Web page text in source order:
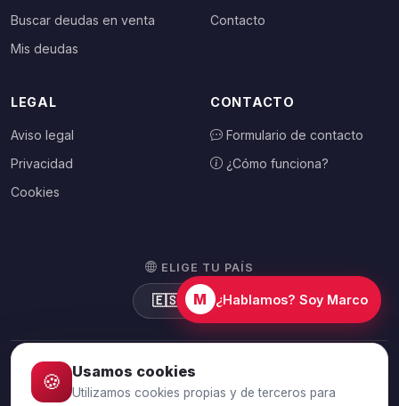
Buscar deudas en venta
Mis deudas
Contacto
LEGAL
Aviso legal
Privacidad
Cookies
CONTACTO
Formulario de contacto
¿Cómo funciona?
ELIGE TU PAÍS
🇪🇸 España
© 2026 Debtalia.com. Todos los derechos reservados.
M ¿Hablamos? Soy Marco
🍪 Usamos cookies
Utilizamos cookies propias y de terceros para